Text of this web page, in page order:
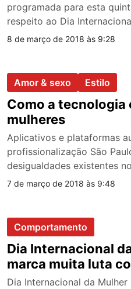
programada para esta
respeito ao Dia
8 de março de 2018 às 9:28
Amor & sexo Estilo
Como a tecnologia
mulheres
Aplicativos e plataformas
profissionalização São
desigualdades existentes
uma das…
7 de março de 2018 às 9:48
Comportamento
Dia Internacional
marca muita luta
Dia Internacional da